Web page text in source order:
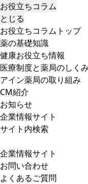
お役立ちコラム
とじる
お役立ちコラムトップ
薬の基礎知識
健康お役立ち情報
医療制度と薬局のしくみ
アイン薬局の取り組み
CM紹介
お知らせ
企業情報サイト
サイト内検索
企業情報サイト
お問い合わせ
よくあるご質問